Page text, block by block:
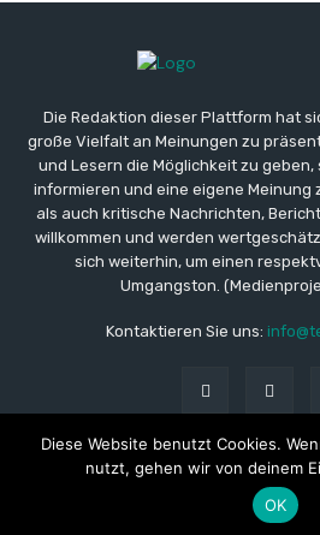
Die Redaktion dieser Plattform hat
große Vielfalt an Meinungen zu
und Lesern die Möglichkeit zu
informieren und eine eigene Meinung
als auch kritische Nachrichten,
willkommen und werden
sich weiterhin, um einen
Umgangston.
Kontaktieren Sie uns:
© Copyright - TB - Aktuelle Nachrichten
Diese Website benutzt Cookies.
nutzt, gehen wir von deinem
OK